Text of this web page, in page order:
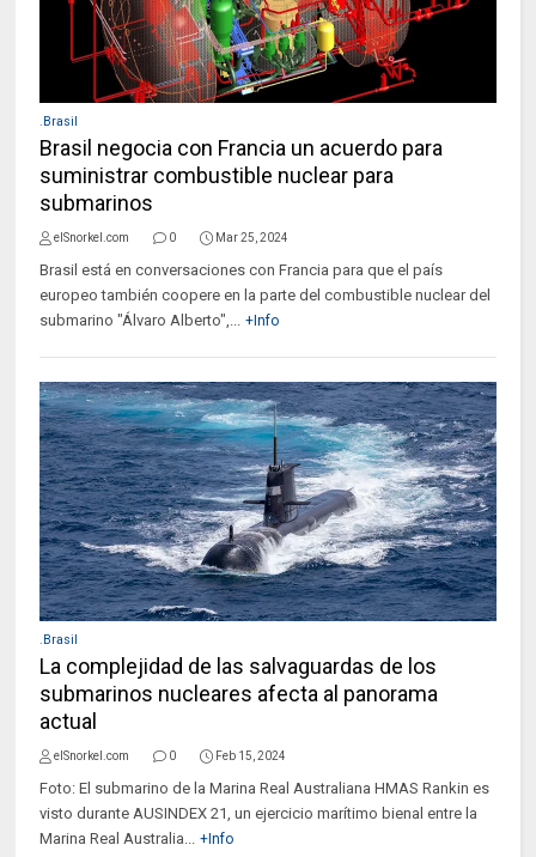
.Brasil
Brasil negocia con Francia un acuerdo para
suministrar combustible nuclear para
submarinos
elSnorkel.com 0 Mar 25, 2024
Brasil está en conversaciones con Francia para que el país
europeo también coopere en la parte del combustible nuclear del
submarino "Álvaro Alberto",... +Info
.Brasil
La complejidad de las salvaguardas de los
submarinos nucleares afecta al panorama
actual
elSnorkel.com 0 Feb 15, 2024
Foto: El submarino de la Marina Real Australiana HMAS Rankin es
visto durante AUSINDEX 21, un ejercicio marítimo bienal entre la
Marina Real Australia... +Info